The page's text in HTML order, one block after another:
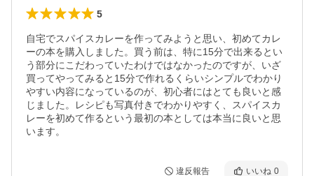
5
自宅でスパイスカレーを作ってみようと思い、初めてカレ
ーの本を購入しました。買う前は、特に15分で出来るとい
う部分にこだわっていたわけではなかったのですが、いざ
買ってやってみると15分で作れるくらいシンプルでわかり
やすい内容になっているのが、初心者にはとても良いと感
じました。レシピも写真付きでわかりやすく、スパイスカ
レーを初めて作るという最初の本としては本当に良いと思
います。
違反報告 いいね 0